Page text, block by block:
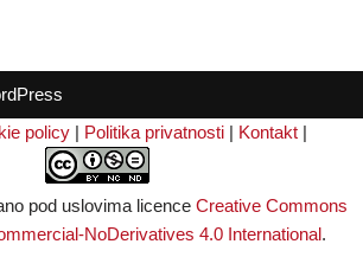
policy | Politika privatnosti | Kontakt |
pod uslovima licence Creative Commons
NoDerivatives 4.0 International.